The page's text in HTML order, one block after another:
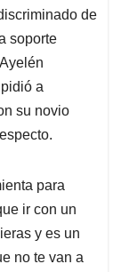
de
soporte
a
su novio
para
ir con un
y es un
no te van a